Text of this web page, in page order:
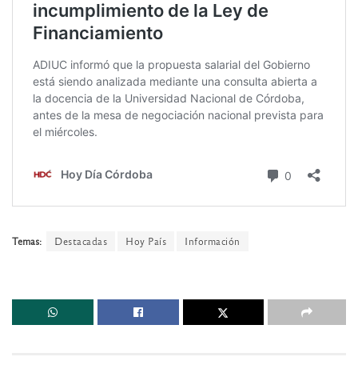
Temas: Destacadas Hoy País Información